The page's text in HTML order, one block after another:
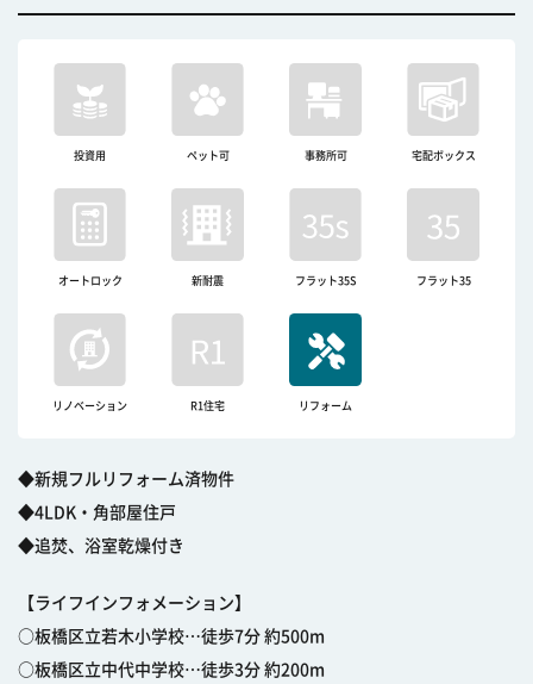
投資用 ペット可 事務所可 宅配ボックス
オートロック 新耐震 フラット35S フラット35
リノベーション R1住宅 リフォーム
◆新規フルリフォーム済物件
◆4LDK・角部屋住戸
◆追焚、浴室乾燥付き
【ライフインフォメーション】
○板橋区立若木小学校…徒歩7分 約500m
○板橋区立中代中学校…徒歩3分 約200m